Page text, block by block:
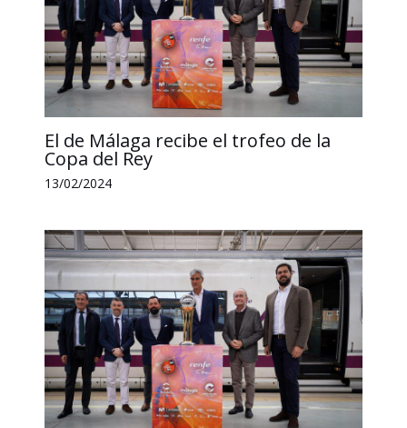
El de Málaga recibe el trofeo de la
Copa del Rey
13/02/2024